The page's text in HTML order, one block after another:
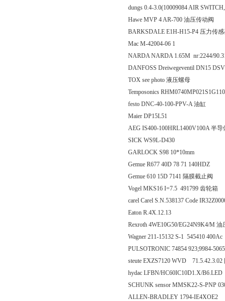
dungs 0.4-3.0(10009084 AIR
Hawe MVP 4 AR-700 油压传动阀
BARKSDALE E1H-H15-P4 压力传
Mac M-42004-06 1
NARDA NARDA 1.65M nr:2244/
DANFOSS Dreiwegeventil DN15
TOX see photo 液压螺母
Temposonics
festo DNC-40-100-PPV-A 油缸
Maier DP15L51
AEG IS400-100HRL1400V100A 半
SICK WS9L-D430
GARLOCK S98 10*10mm
Gemue R677 40D 78 71 140HDZ
Gemue 610 15D 7141 隔膜截止阀
Vogel MKS16 I=7.5 491799 齿轮箱
carel Carel S.N.538137 Code
Eaton R.4X.12.13
Rexroth 4WE10G50/EG24N9K4/M
Wagner 211-15132 S-1 545410
PULSOTRONIC 74854 923;9984-
steute EXZS7120 WVD 71.5.42.3.02
hydac LFBN/HC60IC10D1.X/B6.LED
SCHUNK sensor MMSK22-S-PNP
ALLEN-BRADLEY 1794-IE4XOE2